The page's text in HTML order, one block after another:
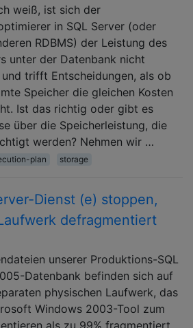
weiß, ist sich der
in SQL Server (oder
RDBMS) der Leistung des
unter der Datenbank nicht
trifft Entscheidungen, als ob
Speicher die gleichen Kosten
Ist das richtig oder gibt es
über die Speicherleistung, die
werden? Nehmen wir …
plan storage
Dienst (e) stoppen,
defragmentiert
unserer Produktions-SQL
Datenbank befinden sich auf
physischen Laufwerk, das
Windows 2003-Tool zum
als zu 99% fragmentiert